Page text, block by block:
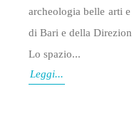
archeologia belle arti
di Bari e della
Lo spazio...
Leggi...